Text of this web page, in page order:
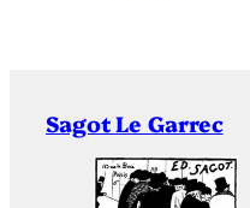
Sagot Le Garrec